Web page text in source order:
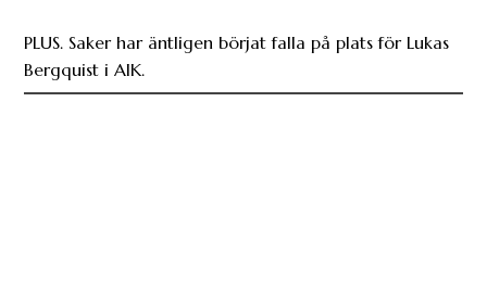
PLUS. Saker har äntligen börjat falla på plats för Lukas
Bergquist i AIK.